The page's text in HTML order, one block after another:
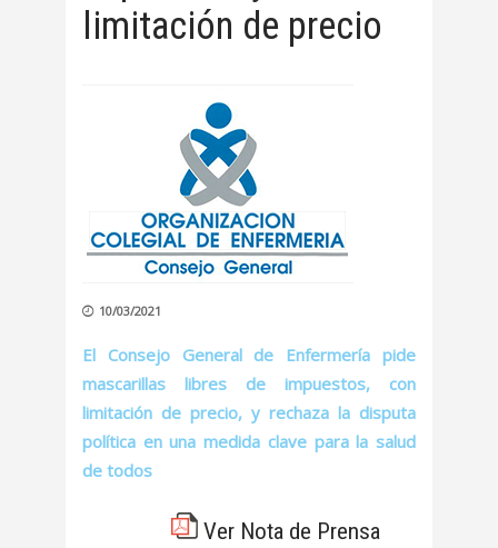
limitación de precio
10/03/2021
El Consejo General de Enfermería pide
mascarillas libres de impuestos, con
limitación de precio, y rechaza la disputa
política en una medida clave para la salud
de todos
Ver Nota de Prensa